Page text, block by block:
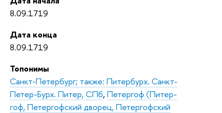
8.09.1719
Дата конца
8.09.1719
Топонимы
Санкт-Петербург; также: Питербурх. Санкт-
Петер-Бурх. Питер, СПб, Петергоф (Питер-
гоф, Петергофский дворец, Петергофский